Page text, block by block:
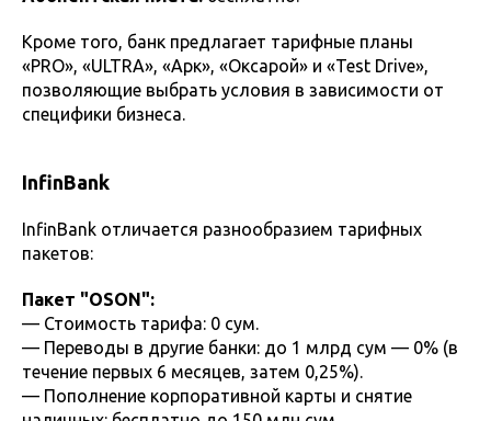
Кроме того, банк предлагает тарифные планы
«PRO», «ULTRA», «Арк», «Оксарой» и «Test Drive»,
позволяющие выбрать условия в зависимости от
специфики бизнеса.
InfinBank
InfinBank отличается разнообразием тарифных
пакетов:
Пакет "OSON":
— Стоимость тарифа: 0 сум.
— Переводы в другие банки: до 1 млрд сум — 0% (в
течение первых 6 месяцев, затем 0,25%).
— Пополнение корпоративной карты и снятие